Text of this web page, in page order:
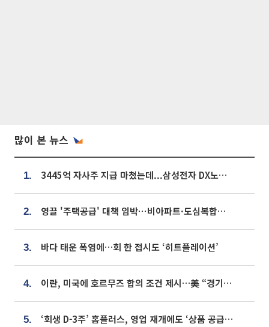
많이 본 뉴스
1. 3445억 자사주 지급 마쳤는데...삼성전자 DX노조, 뒤늦은 '떼쓰기 집회'
2. 영끌 '주택공급' 대책 임박⋯비아파트·도심복합까지 총동원
3. 바다 태운 폭염에…회 한 접시도 ‘히트플레이션’
4. 이란, 미국에 호르무즈 합의 조건 제시…美 “경기 아직 안 끝나” [종합]
5. ‘회생 D-3주’ 홈플러스, 영업 재개에도 ‘상품 공급망’ 복구가 생존 관건